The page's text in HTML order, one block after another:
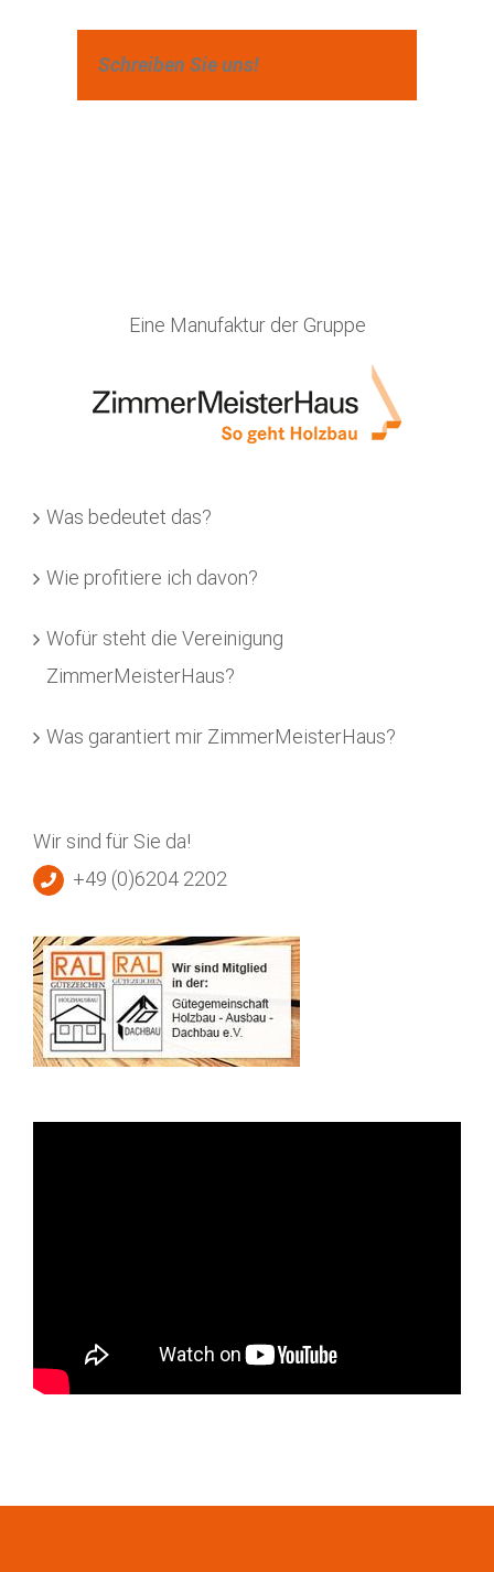
Schreiben Sie uns!
Eine Manufaktur der Gruppe
Was bedeutet das?
Wie profitiere ich davon?
Wofür steht die Vereinigung
ZimmerMeisterHaus?
Was garantiert mir ZimmerMeisterHaus?
Wir sind für Sie da!
+49 (0)6204 2202